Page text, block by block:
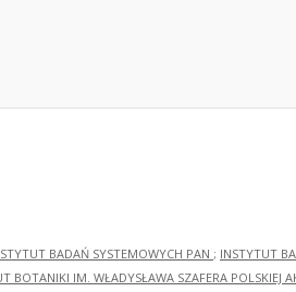
BADAŃ SYSTEMOWYCH PAN ; INSTYTUT
BOTANIKI IM. WŁADYSŁAWA SZAFERA POLSKIEJ